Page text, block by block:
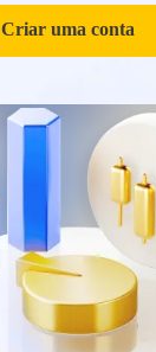
Criar uma conta